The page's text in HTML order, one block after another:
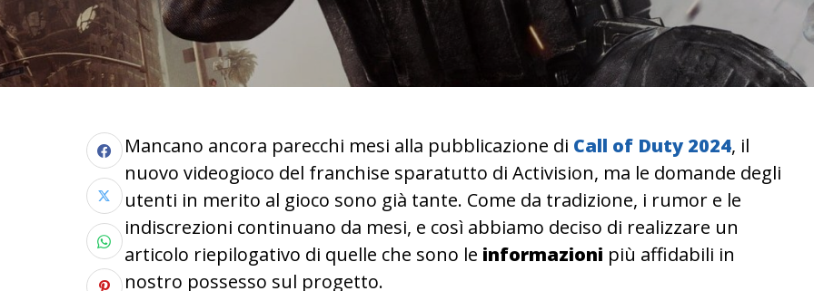
Mancano ancora parecchi mesi alla pubblicazione di Call of Duty 2024, il
nuovo videogioco del franchise sparatutto di Activision, ma le domande degli
utenti in merito al gioco sono già tante. Come da tradizione, i rumor e le
indiscrezioni continuano da mesi, e così abbiamo deciso di realizzare un
articolo riepilogativo di quelle che sono le informazioni più affidabili in
nostro possesso sul progetto.